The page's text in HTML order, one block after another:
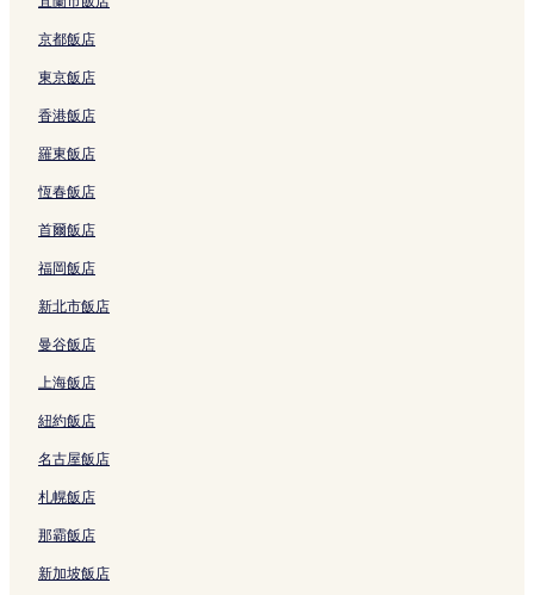
捷運忠孝新生站附近的飯店
捷運大坪林站附近的飯店
捷運台電大樓站附近的飯店
捷運市政府站附近的飯店
南港區飯店
松山區飯店
信義區飯店
西門町飯店
捷運忠孝復興站附近的飯店
捷運南港展覽館站附近的飯店
捷運松山站/松山車站附近的飯店
京都飯店
東京飯店
香港飯店
羅東飯店
恆春飯店
首爾飯店
福岡飯店
新北市飯店
曼谷飯店
上海飯店
紐約飯店
名古屋飯店
札幌飯店
那霸飯店
新加坡飯店